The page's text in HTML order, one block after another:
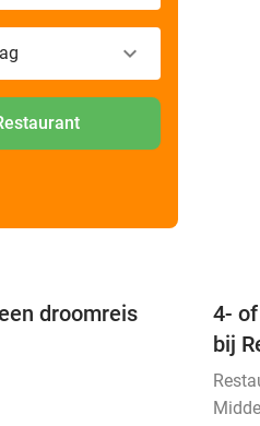
favorite_border
droomreis
4-
bij